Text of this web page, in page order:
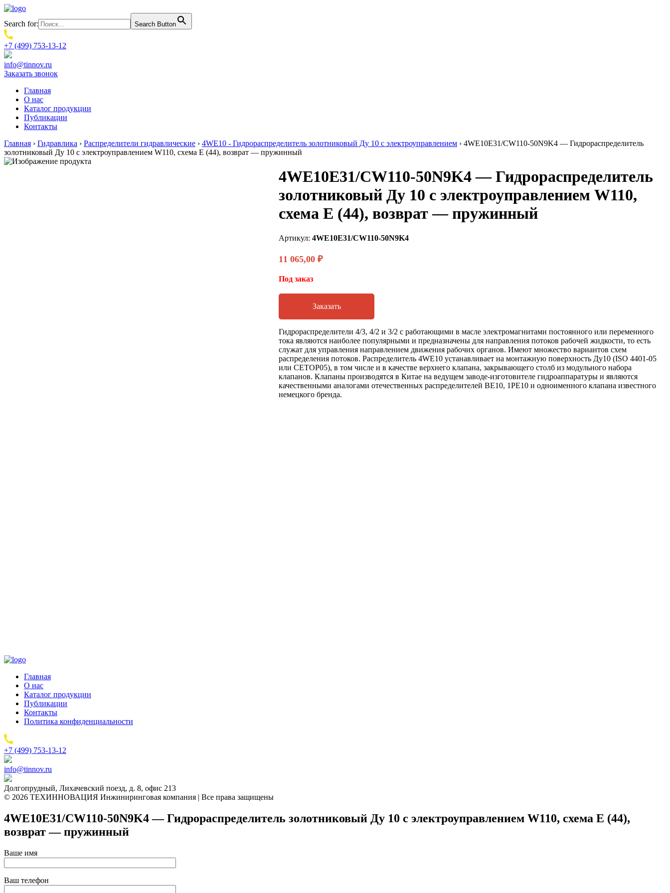
Search for: Search Button
+7 (499) 753-13-12
info@tinnov.ru
Заказать звонок
Главная
О нас
Каталог продукции
Публикации
Контакты
Главная › Гидравлика › Распределители гидравлические › 4WE10 - Гидрораспределитель золотниковый Ду 10 с электроуправлением › 4WE10E31/CW110-50N9K4 — Гидрораспределитель
золотниковый Ду 10 с электроуправлением W110, схема E (44), возврат — пружинный
4WE10E31/CW110-50N9K4 — Гидрораспределитель
золотниковый Ду 10 с электроуправлением W110,
схема E (44), возврат — пружинный
Артикул:4WE10E31/CW110-50N9K4
11 065,00₽
Под заказ
Заказать
Гидрораспределители 4/3, 4/2 и 3/2 с работающими в масле электромагнитами постоянного или переменного
тока являются наиболее популярными и предназначены для направления потоков рабочей жидкости, то есть
служат для управления направлением движения рабочих органов. Имеют множество вариантов схем
распределения потоков. Распределитель 4WE10 устанавливает на монтажную поверхность Ду10 (ISO 4401-05
или CETOP05), в том числе и в качестве верхнего клапана, закрывающего столб из модульного набора
клапанов. Клапаны производятся в Китае на ведущем заводе-изготовителе гидроаппаратуры и являются
качественными аналогами отечественных распределителей ВЕ10, 1РЕ10 и одноименного клапана известного
немецкого бренда.
Главная
О нас
Каталог продукции
Публикации
Контакты
Политика конфиденциальности
+7 (499) 753-13-12
info@tinnov.ru
Долгопрудный, Лихачевский поезд, д. 8, офис 213
© 2026 ТЕХИННОВАЦИЯ Инжиниринговая компания | Все права защищены
4WE10E31/CW110-50N9K4 — Гидрораспределитель золотниковый Ду 10 с электроуправлением W110, схема E (44),
возврат — пружинный
Ваше имя
Ваш телефон